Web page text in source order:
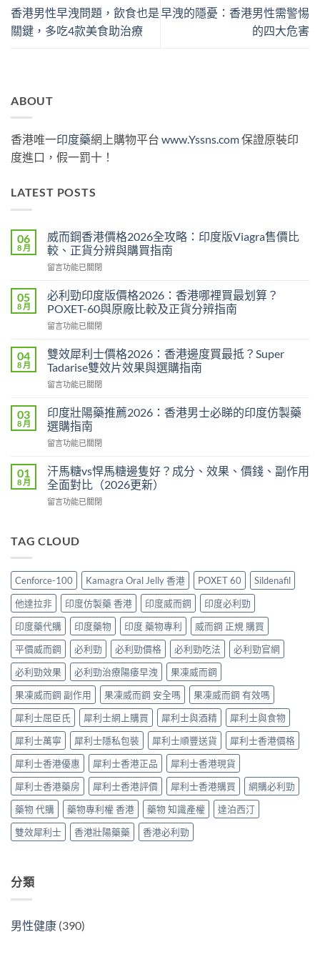
香港男性早洩問題，飲食也是
關鍵，多吃4款美食助治療
早洩的隱憂：香港男性需警惕
的四大危害
ABOUT
香港唯一印度藥網上購物平台 www.Yssns.com保證原裝印
度進口，假一罰十！
LATEST POSTS
06
8 月
威而鋼香港價格2026全攻略：印度版Viagra售價比
較、正貨分辨與購買指南
在
而
鋼
香
港
格
2026
攻
印
度
Viagra
價
比
較、
辨
購
買
指
南〉
中
留言功能已關閉
05
8 月
必利勁印度版價格2026：香港哪裡買最划算？
POXET-60與原廠比較及正貨分辨指南
在
利
勁
印
度
價
格
2026：
香
哪
裡
最
POXET-
原
廠
比
較
及
正
貨
分
辨
指
南〉
中
留言功能已關閉
04
8 月
雙效犀利士價格2026：香港邊度買最抵？Super
Tadarise雙效片效果與選購指南
在
效
犀
利
士
格
2026：
香
港
買
Super
Tadarise
雙
效
片
效
果
與
選
購
指
南〉
中
留言功能已關閉
03
8 月
印度壯陽藥推薦2026：香港男士必睇的印度仿製藥
選購指南
在
度
壯
陽
藥
2026：
士
必
睇
的
印
度
仿
製
藥
選
購
指
南〉
中
留言功能已關閉
01
8 月
汗馬糖vs悍馬糖邊隻好？成分、效果、價錢、副作用
全面對比（2026更新）
在
糖
馬
糖
邊
隻
好？
成
分、
效
果、
價
錢、
副
作
用
全
面
對
比
（2026
更
新）〉
中
留言功能已關閉
TAG CLOUD
Cenforce-100 Kamagra Oral Jelly 香港 POXET 60
Sildenafil
他達拉非
印度仿製藥 香港 印度威而鋼
印度必利勁
印度藥代購
印度藥物 印度 藥物專利
威而鋼 正規 購買
平價威而鋼
必利勁 必利勁價格 必利勁吃法
必利勁官網
必利勁效果
必利勁治療陽痿早洩
果凍威而鋼
果凍威而鋼 副作用
果凍威而鋼 安全嗎
果凍威而鋼 有效嗎
犀利士屈臣氏
犀利士網上購買 犀利士與酒精
犀利士與食物
犀利士萬寧
犀利士隱私包裝 犀利士順豐送貨
犀利士香港價格
犀利士香港優惠
犀利士香港正品
犀利士香港現貨
犀利士香港藥房
犀利士香港評價 犀利士香港購買
網購必利勁
藥物 代購
藥物專利權 香港 藥物 知識產權
達泊西汀
雙效犀利士
香港壯陽藥藥 香港必利勁
分類
男性健康 (390)